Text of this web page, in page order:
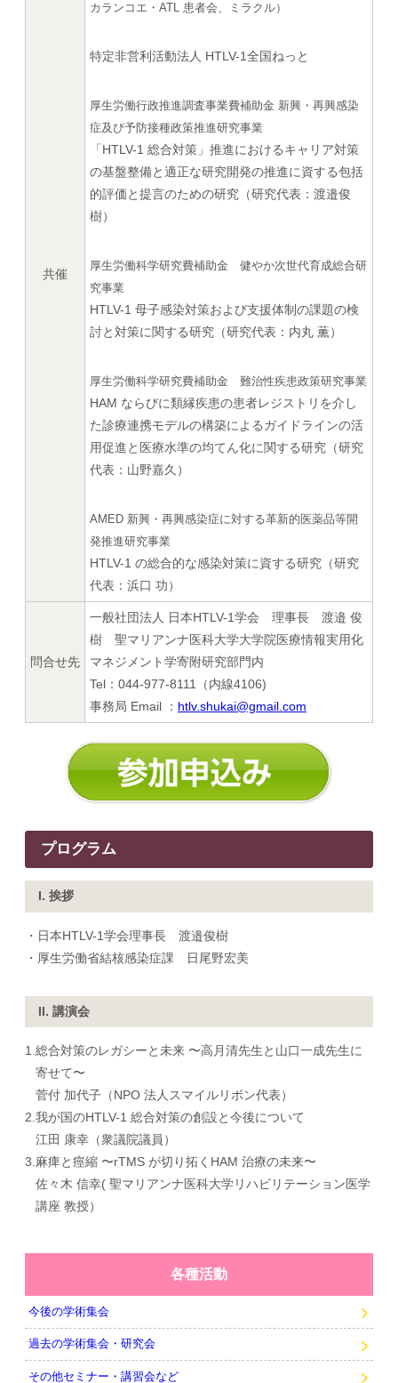
共催
カランコエ・ATL 患者会、ミラクル）
特定非営利活動法人 HTLV-1全国ねっと
厚生労働行政推進調査事業費補助金 新興・再興感染
症及び予防接種政策推進研究事業
「HTLV-1 総合対策」推進におけるキャリア対策
の基盤整備と適正な研究開発の推進に資する包括
的評価と提言のための研究（研究代表：渡邉俊
樹）
厚生労働科学研究費補助金 健やか次世代育成総合研
究事業
HTLV-1 母子感染対策および支援体制の課題の検
討と対策に関する研究（研究代表：内丸 薫）
厚生労働科学研究費補助金 難治性疾患政策研究事業
HAM ならびに類縁疾患の患者レジストリを介し
た診療連携モデルの構築によるガイドラインの活
用促進と医療水準の均てん化に関する研究（研究
代表：山野嘉久）
AMED 新興・再興感染症に対する革新的医薬品等開
発推進研究事業
HTLV-1 の総合的な感染対策に資する研究（研究
代表：浜口 功）
問合せ先
一般社団法人 日本HTLV-1学会 理事長 渡邉 俊
樹 聖マリアンナ医科大学大学院医療情報実用化
マネジメント学寄附研究部門内
Tel：044-977-8111（内線4106)
事務局 Email ： htlv.shukai@gmail.com
プログラム
I. 挨拶
・日本HTLV-1学会理事長 渡邉俊樹
・厚生労働省結核感染症課 日尾野宏美
II. 講演会
1. 総合対策のレガシーと未来 〜高月清先生と山口一成先生に
寄せて〜
菅付 加代子（NPO 法人スマイルリボン代表）
2. 我が国のHTLV-1 総合対策の創設と今後について
江田 康幸（衆議院議員）
3. 麻痺と痙縮 〜rTMS が切り拓くHAM 治療の未来〜
佐々木 信幸( 聖マリアンナ医科大学リハビリテーション医学
講座 教授）
各種活動
今後の学術集会
過去の学術集会・研究会
その他セミナー・講習会など